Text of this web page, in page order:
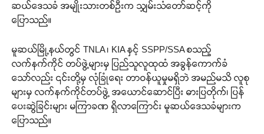
ဆယ်ဒေသခံ အမျိုးသားတစ်ဦးက သျှမ်းသံတော်ဆင့်ကို
ပြောသည်။
မူဆယ်မြို့နယ်တွင် TNLA ၊ KIA နှင့် SSPP/SSA စသည့်
လက်နက်ကိုင် တပ်ဖွဲ့များမှ ပြည်သူလူထုထံ အခွန်ကောက်ခံ
သော်လည်း ၎င်းတို့မှ လုံခြုံရေး တာဝန်ယူမှုမရှိဘဲ အမည်မသိ လူစု
များမှ လက်နက်ကိုင်တပ်ဖွဲ့ အယောင်ဆောင်ပြီး ဓားပြတိုက်၊ ပြန်
ပေးဆွဲခြင်းများ မကြာခဏ ရှိလာကြောင်း မူဆယ်ဒေသခံများက
ပြောသည်။